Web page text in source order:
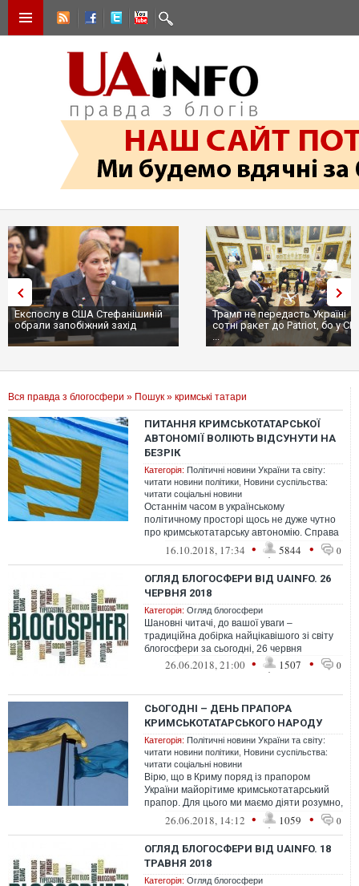
Експослу в США Стефанішиній
обрали запобіжний захід
Трамп не передасть Україні
сотні ракет до Patriot, бо у
...
Вся правда з блогосфери » Пошук » кримські татари
ПИТАННЯ КРИМСЬКОТАТАРСЬКОЇ
АВТОНОМІЇ ВОЛІЮТЬ ВІДСУНУТИ НА
БЕЗРІК
Категорія: Політичні новини України та світу:
читати новини політики Новини суспільства:
читати соціальні новини
Останнім часом в українському
політичному просторі щось не дуже чутно
про кримськотатарську автономію. Справа
з її законодавчим утіленням, навіть на н...
16.10.2018, 17:34 • 5844 • 0
ОГЛЯД БЛОГОСФЕРИ ВІД UAINFO. 26
ЧЕРВНЯ 2018
Категорія: Огляд блогосфери
Шановні читачі, до вашої уваги –
традиційна добірка найцікавішого зі світу
блогосфери за сьогодні, 26 червня
26.06.2018, 21:00 • 1507 • 0
СЬОГОДНІ – ДЕНЬ ПРАПОРА
КРИМСЬКОТАТАРСЬКОГО НАРОДУ
Категорія: Політичні новини України та світу:
читати новини політики Новини суспільства:
читати соціальні новини
Вірю, що в Криму поряд із прапором
України майорітиме кримськотатарський
прапор. Для цього ми маємо діяти розумно,
будувати стратегію повернення анекс...
26.06.2018, 14:12 • 1059 • 0
ОГЛЯД БЛОГОСФЕРИ ВІД UAINFO. 18
ТРАВНЯ 2018
Категорія: Огляд блогосфери